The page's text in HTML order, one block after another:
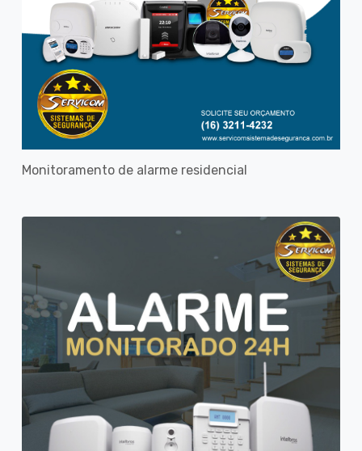
Monitoramento de alarme residencial